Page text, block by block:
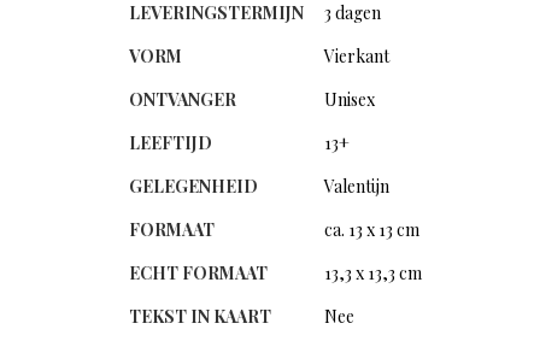
LEVERINGSTERMIJN
3 dagen
VORM
Vierkant
ONTVANGER
Unisex
LEEFTIJD
13+
GELEGENHEID
Valentijn
FORMAAT
ca. 13 x 13 cm
ECHT FORMAAT
13,3 x 13,3 cm
TEKST IN KAART
Nee